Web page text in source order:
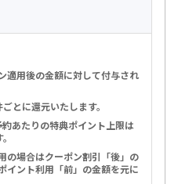
適用後の金額に対して付与され
とに還元いたします。
あたりの特典ポイント上限は
の場合はクーポン割引「後」の
イント利用「前」の金額を元に